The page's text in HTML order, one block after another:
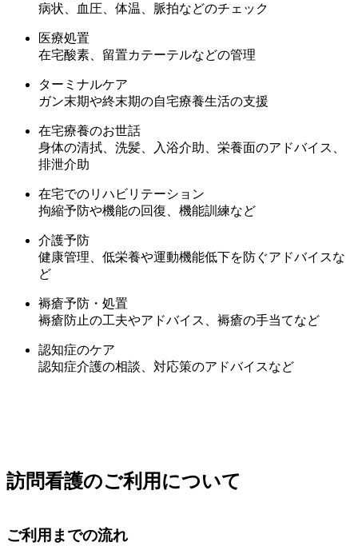
病状、血圧、体温、脈拍などのチェック
医療処置
在宅酸素、留置カテーテルなどの管理
ターミナルケア
ガン末期や終末期の自宅療養生活の支援
在宅療養のお世話
身体の清拭、洗髪、入浴介助、栄養面のアドバイス、
排泄介助
在宅でのリハビリテーション
拘縮予防や機能の回復、機能訓練など
介護予防
健康管理、低栄養や運動機能低下を防ぐアドバイスな
ど
褥瘡予防・処置
褥瘡防止の工夫やアドバイス、褥瘡の手当てなど
認知症のケア
認知症介護の相談、対応策のアドバイスなど
訪問看護のご利用について
ご利用までの流れ